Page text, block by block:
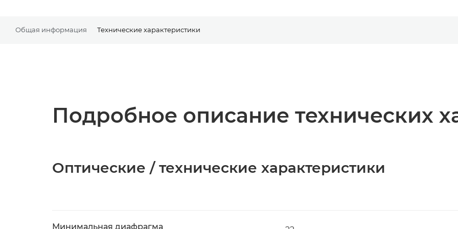
Общая информация Технические характеристики
Подробное описание технических
Оптические / технические характеристики
Минимальная диафрагма